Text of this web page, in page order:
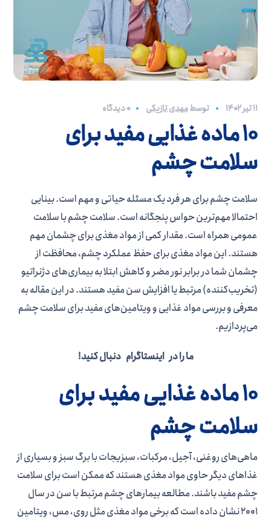
۱۱ تیر ۱۴۰۲ توسطمهدی تازیکی 0 دیدگاه
10 ماده غذایی مفید برای
سلامت چشم
سلامت چشم برای هر فرد یک مسئله حیاتی و مهم است. بینایی
احتمالا مهم‌ترین حواس پنجگانه است. سلامت چشم با سلامت
عمومی همراه است. مقدار کمی از مواد مغذی برای چشمان مهم
هستند. این مواد مغذی برای حفظ عملکرد چشم، محافظت از
چشمان شما در برابر نور مضر و کاهش ابتلا به بیماری‌های دژنراتیو
(تخریب‌کننده) مرتبط یا افزایش سن مفید هستند. در این مقاله به
معرفی و بررسی مواد غذایی و ویتامین‌های مفید برای سلامت چشم
می‌پردازیم.
ما را در اینستاگرام دنبال کنید!
10 ماده غذایی مفید برای
سلامت چشم
ماهی‌های روغنی، آجیل، مرکبات، سبزیجات با برگ سبز و بسیاری از
غذاهای دیگر حاوی مواد مغذی هستند که ممکن است برای سلامت
چشم مفید باشند. مطالعه بیمار‌های چشم مرتبط با سن در سال
2001 نشان داده است که برخی مواد مغذی مثل روی، مس، ویتامین